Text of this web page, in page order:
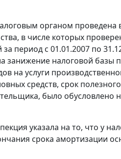
органом проведена
в числе которых
период с 01.01.2007 по
занижение налоговой базы
на услуги
средств, срок
было обусловлено
указала на то, что у
срока амортизации